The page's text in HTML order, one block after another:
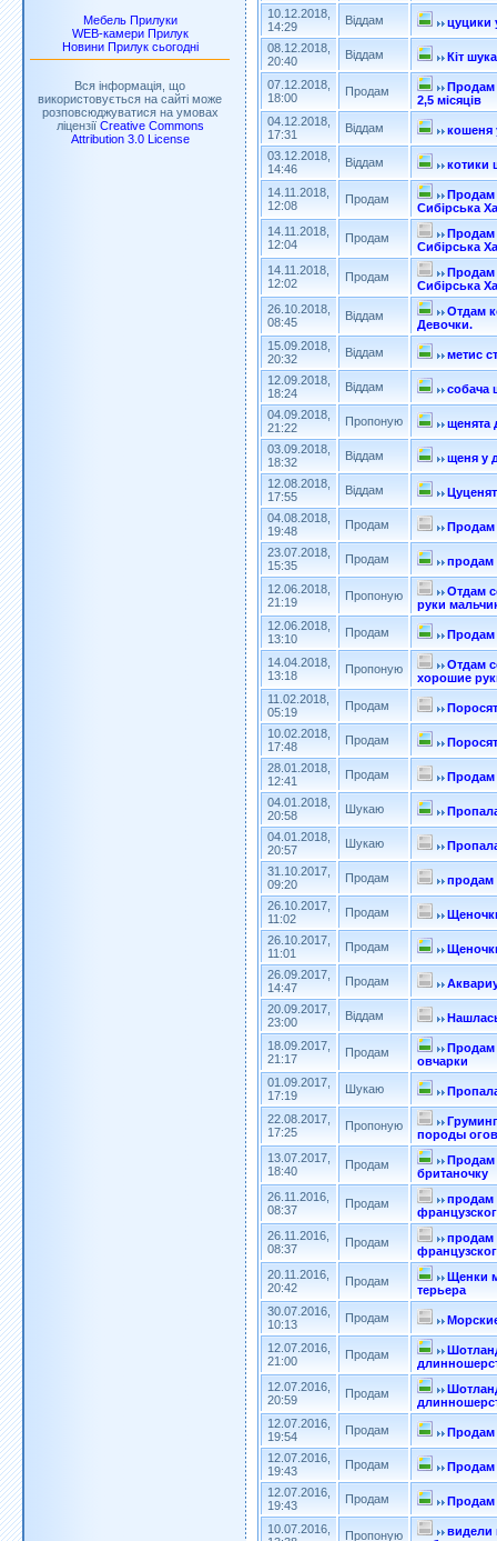
Мебель Прилуки
WEB-камери Прилук
Новини Прилук сьогодні
Вся інформація, що
використовується на сайті може
розповсюджуватися на умовах
ліцензії Creative Commons
Attribution 3.0 License
10.12.2018,
14:29
Віддам
цуцики
08.12.2018,
20:40
Віддам Кіт
07.12.2018,
18:00
Продам
Продам
2,5 місяців
04.12.2018,
17:31
Віддам
кошеня
03.12.2018,
14:46
Віддам котики
14.11.2018,
12:08
Продам
Продам
Сибірська
14.11.2018,
12:04
Продам
Продам
Сибірська
14.11.2018,
12:02
Продам
Продам
Сибірська
26.10.2018,
08:45
Віддам
Отдам
Девочки.
15.09.2018,
20:32
Віддам
метис
12.09.2018,
18:24
Віддам
собача
04.09.2018,
21:22
Пропоную
щенята
03.09.2018,
18:32
Віддам
щеня у
12.08.2018,
17:55
Віддам
04.08.2018,
19:48
Продам
Продам
23.07.2018,
15:35
Продам продам
12.06.2018,
21:19
Пропоную
Отдам
руки
12.06.2018,
13:10
Продам Продам
14.04.2018,
13:18
Пропоную
Отдам
хорошие
11.02.2018,
05:19
Продам
10.02.2018,
17:48
Продам
28.01.2018,
12:41
Продам
Продам
04.01.2018,
20:58
Шукаю
04.01.2018,
20:57
Шукаю
31.10.2017,
09:20
Продам
продам
26.10.2017,
11:02
Продам
26.10.2017,
11:01
Продам
26.09.2017,
14:47
Продам
20.09.2017,
23:00
Віддам
18.09.2017,
21:17
Продам
Продам
овчарки
01.09.2017,
17:19
Шукаю
22.08.2017,
17:25
Пропоную
породы
13.07.2017,
18:40
Продам
Продам
британочку
26.11.2016,
08:37
Продам
продам
26.11.2016,
08:37
Продам
продам
20.11.2016,
20:42
Продам
Щенки
терьера
30.07.2016,
10:13
Продам
12.07.2016,
21:00
Продам
12.07.2016,
20:59
Продам
12.07.2016,
19:54
Продам
Продам
12.07.2016,
19:43
Продам
Продам
12.07.2016,
19:43
Продам Продам
10.07.2016,
Пропоную
видели